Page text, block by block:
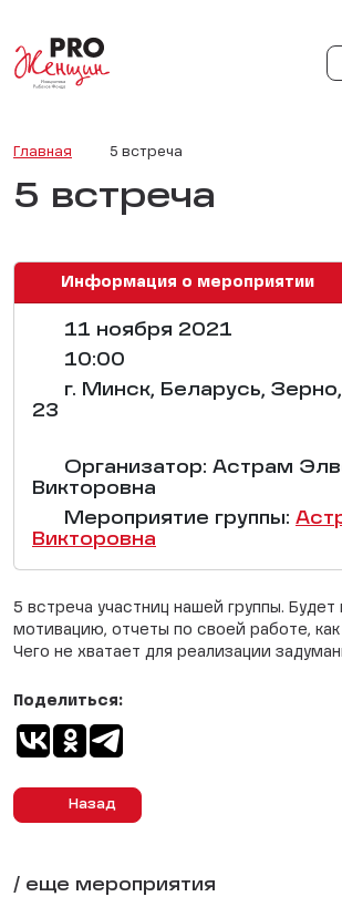
Главная 5 встреча
5 встреча
Информация о мероприятии
11 ноября 2021
10:00
г. Минск, Беларусь,
23
Организатор: Астрам
Викторовна
Мероприятие группы:
Викторовна
5 встреча участниц нашей группы. Будет
мотивацию, отчеты по своей работе, как
Чего не хватает для реализации
Назад
Поделиться:
/ еще мероприятия